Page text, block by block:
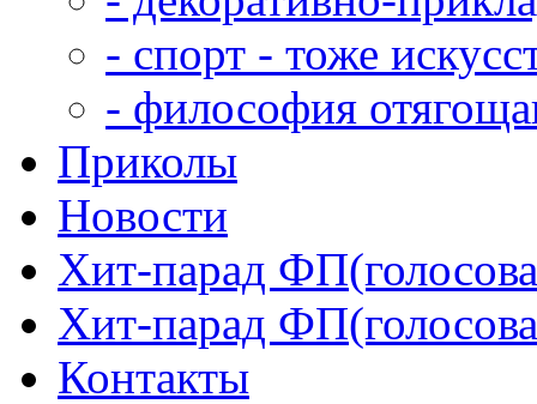
- спорт - тоже
- философия
Приколы
Новости
Хит-парад
Хит-парад
Контакты